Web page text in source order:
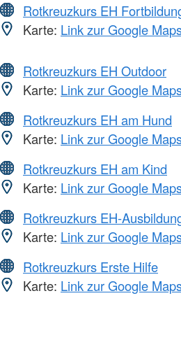
Rotkreuzkurs EH
Karte: Link zur Google
Rotkreuzkurs EH Outdoor
Karte: Link zur Google
Rotkreuzkurs EH am Hund
Karte: Link zur Google
Rotkreuzkurs EH am Kind
Karte: Link zur Google
Rotkreuzkurs EH-
Karte: Link zur Google
Rotkreuzkurs Erste Hilfe
Karte: Link zur Google